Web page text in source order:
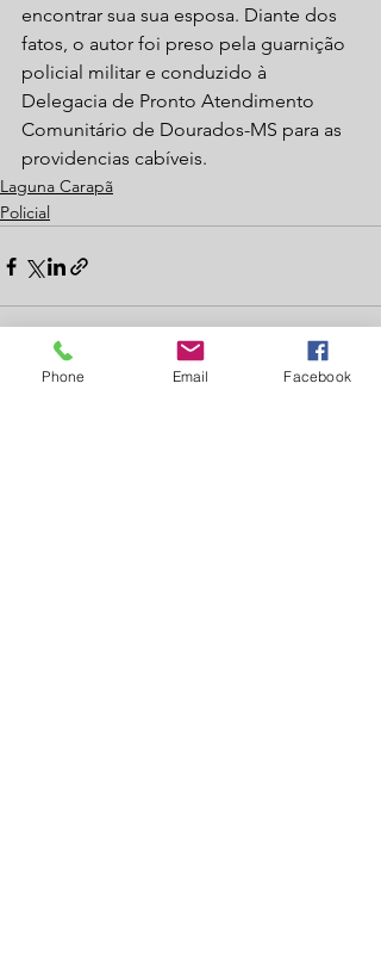
encontrar sua sua esposa. Diante dos
fatos, o autor foi preso pela guarnição
policial militar e conduzido à
Delegacia de Pronto Atendimento
Comunitário de Dourados-MS para as
providencias cabíveis.
Laguna Carapã
Policial
Phone Email Facebook